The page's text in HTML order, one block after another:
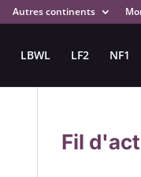
Autres continents
LBWL LF2 NF1
Fil